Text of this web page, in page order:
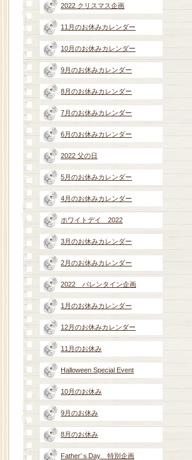
2022 クリスマス企画
11月のお休みカレンダー
10月のお休みカレンダー
9月のお休みカレンダー
8月のお休みカレンダー
7月のお休みカレンダー
6月のお休みカレンダー
2022 父の日
5月のお休みカレンダー
4月のお休みカレンダー
ホワイトデイ 2022
3月のお休みカレンダー
2月のお休みカレンダー
2022 バレンタイン企画
1月のお休みカレンダー
12月のお休みカレンダー
11月のお休み
Halloween Special Event
10月のお休み
9月のお休み
8月のお休み
Father’ｓDay 特別企画